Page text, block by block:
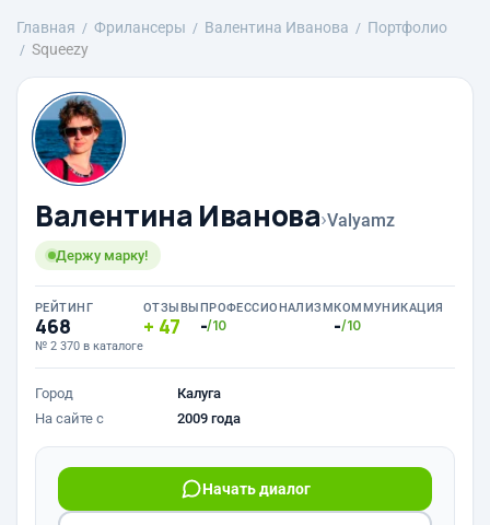
Главная Фрилансеры Валентина Иванова
Портфолио
Squeezy
Валентина Иванова›Valyamz
Держу марку!
РЕЙТИНГ
468
№ 2 370 в каталоге
ОТЗЫВЫ
47
ПРОФЕССИОНАЛИЗМ
-/10
КОММУНИКАЦИЯ
-/10
Город
Калуга
На сайте с
2009 года
Начать диалог